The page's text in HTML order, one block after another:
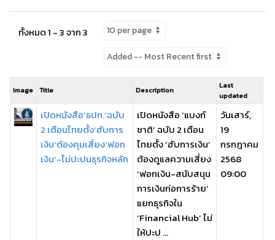
ทั้งหมด 1 - 3 จาก 3
Image Title Description
Last
updated
เปิดหนังสือ‘ธปท.’ฉบับ
2 เตือนไทยตั้ง‘ฮับการ
เงิน’ต้องคุมเสี่ยง‘ฟอก
เงิน’-ไม่ปะปนธุรกิจหลัก
เปิดหนังสือ ‘แบงก์
ชาติ’ ฉบับ 2 เตือน
ไทยตั้ง ‘ฮับการเงิน’
ต้องดูแลความเสี่ยง
‘ฟอกเงิน-สนับสนุน
การเงินก่อการร้าย’
แยกธุรกิจใน
‘Financial Hub’ ไม่
ให้ปะป ...
วันเสาร์,
19
กรกฎาคม
2568
09:00